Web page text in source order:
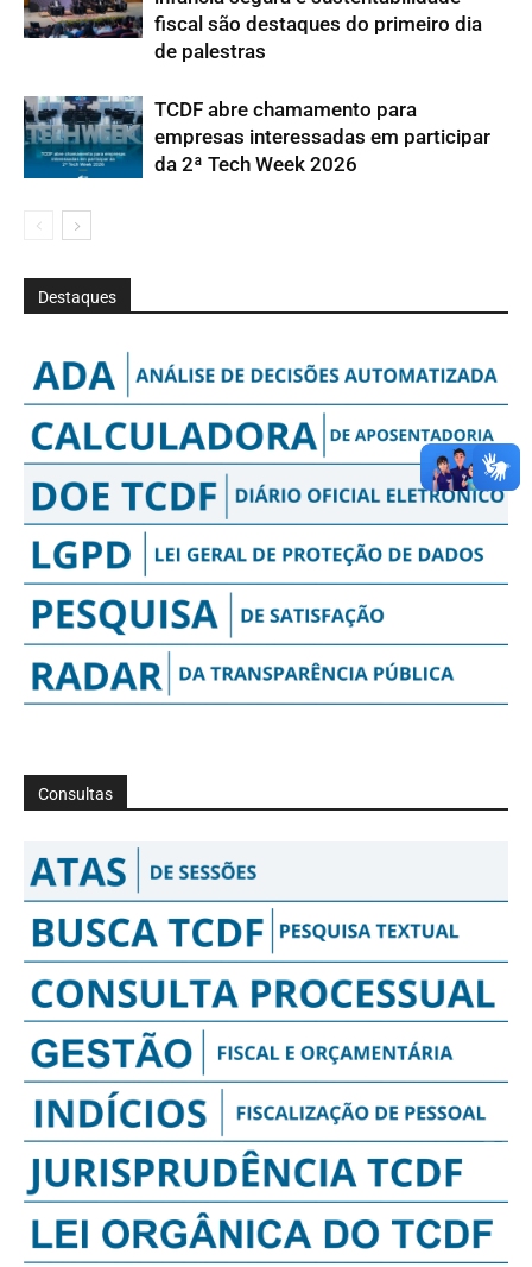
fiscal são destaques do primeiro dia
de palestras
TCDF abre chamamento para
empresas interessadas em participar
da 2ª Tech Week 2026
Destaques
Consultas